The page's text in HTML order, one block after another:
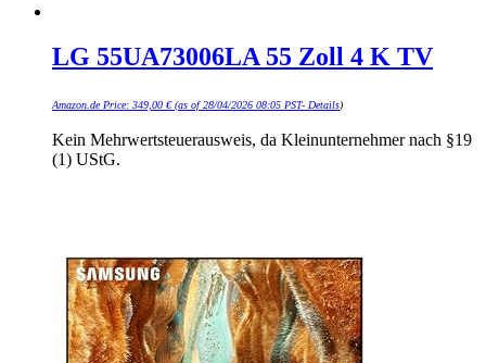
LG 55UA73006LA 55 Zoll 4 K TV
Amazon.de Price: 349,00 €(as of 28/04/2026 08:05 PST- Details)
Kein Mehrwertsteuerausweis, da Kleinunternehmer nach §19
(1) UStG.